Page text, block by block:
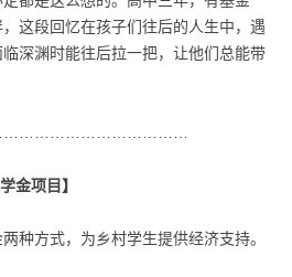
这段回忆在孩子们往后的人生中，遇
深渊时能往后拉一把，让他们总能带
金项目】
种方式，为乡村学生提供经济支持。